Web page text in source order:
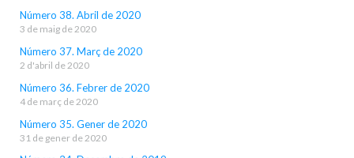
Número 38. Abril de 2020
3 de maig de 2020
Número 37. Març de 2020
2 d'abril de 2020
Número 36. Febrer de 2020
4 de març de 2020
Número 35. Gener de 2020
31 de gener de 2020